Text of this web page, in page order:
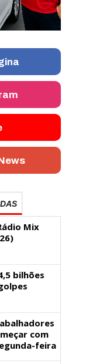
Mix
bilhões
com
feira